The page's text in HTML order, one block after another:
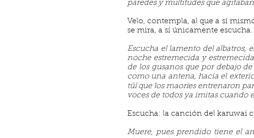
paredes y multitudes que
Velo, contempla, al que a sí
se mira, a sí únicamente escucha.
Escucha el lamento del albatros,
noche estremecida y
de los gusanos que por debajo
como una antena, hacia el
tūī que los maoríes entrenaron
voces de todos ya imitas cuando
Escucha: la canción del karuwai
Muere, pues prendido tiene el